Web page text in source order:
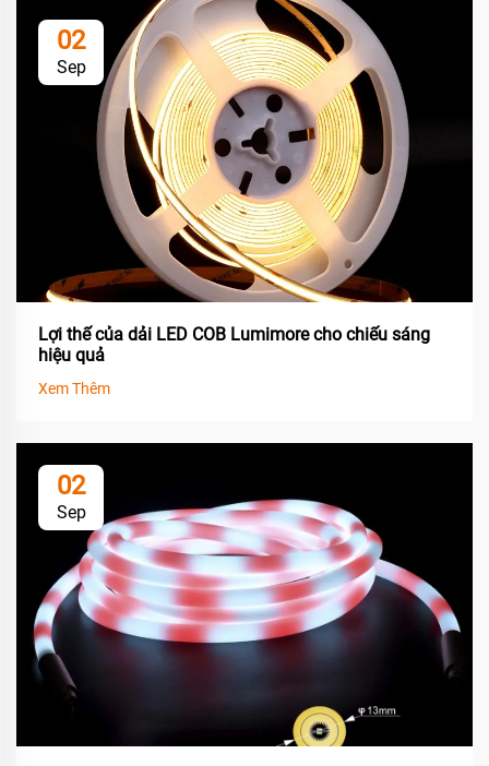
02
Sep
Lợi thế của dải LED COB Lumimore cho chiếu sáng
hiệu quả
Xem Thêm
02
Sep